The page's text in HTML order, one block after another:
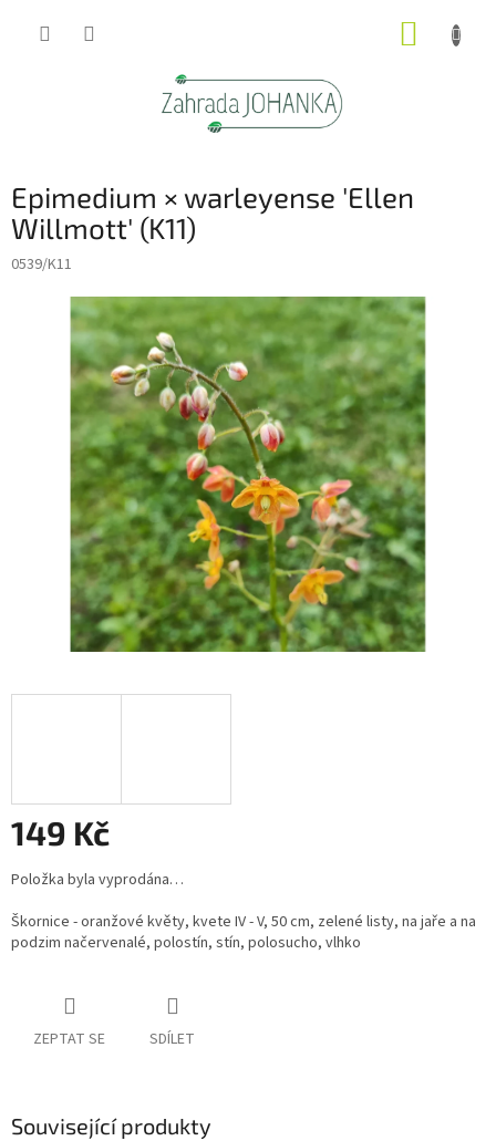
Epimedium × warleyense 'Ellen
Willmott' (K11)
0539/K11
149 Kč
Měrná
cena:
Položka byla vyprodána…
Škornice - oranžové květy, kvete IV - V, 50 cm, zelené listy, na jaře a na
podzim načervenalé, polostín, stín, polosucho, vlhko
ZEPTAT SE SDÍLET
Související produkty